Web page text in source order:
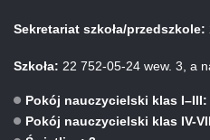
Sekretariat szkoła/przedszkole:
Szkoła: 22 752-05-24 wew. 3, a
Pokój nauczycielski klas I–III:
Pokój nauczycielski klas IV-